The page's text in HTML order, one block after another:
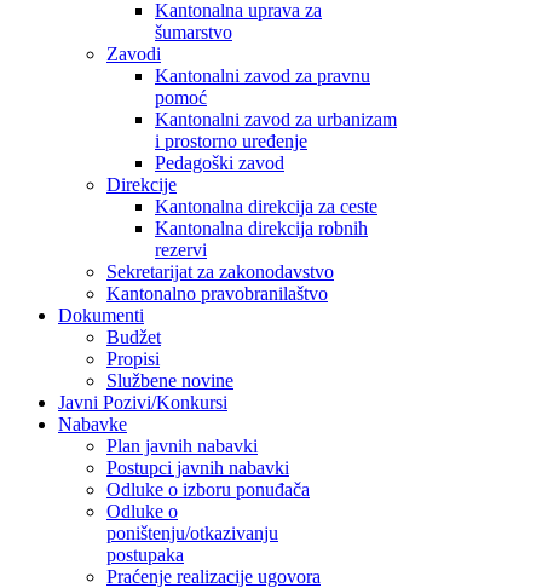
Kantonalna uprava za
šumarstvo
Zavodi
Kantonalni zavod za pravnu
pomoć
Kantonalni zavod za urbanizam
i prostorno uređenje
Pedagoški zavod
Direkcije
Kantonalna direkcija za ceste
Kantonalna direkcija robnih
rezervi
Sekretarijat za zakonodavstvo
Kantonalno pravobranilaštvo
Dokumenti
Budžet
Propisi
Službene novine
Javni Pozivi/Konkursi
Nabavke
Plan javnih nabavki
Postupci javnih nabavki
Odluke o izboru ponuđača
Odluke o
poništenju/otkazivanju
postupaka
Praćenje realizacije ugovora